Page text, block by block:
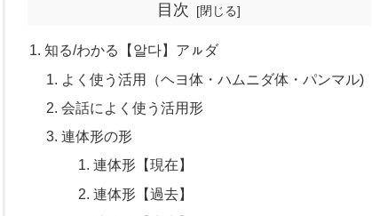
目次
知る/わかる【알다】アㇽダ
よく使う活用（ヘヨ体・ハムニダ体・パンマル)
会話によく使う活用形
連体形の形
連体形【現在】
連体形【過去】